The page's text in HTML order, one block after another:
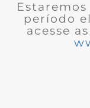
período
acesse